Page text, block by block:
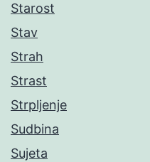
Starost
Stav
Strah
Strast
Strpljenje
Sudbina
Sujeta